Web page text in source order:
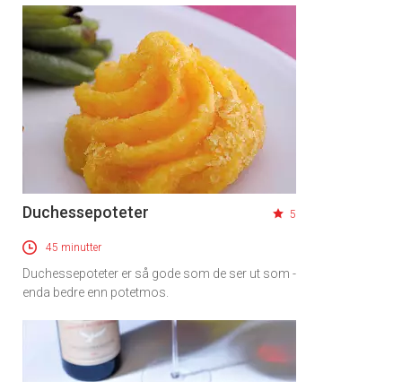
Duchessepoteter 5
45 minutter
Duchessepoteter er så gode som de ser ut som -
enda bedre enn potetmos.